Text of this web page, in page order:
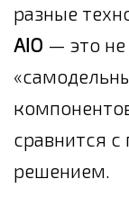
разные
AIO — это
сравнится
решением.